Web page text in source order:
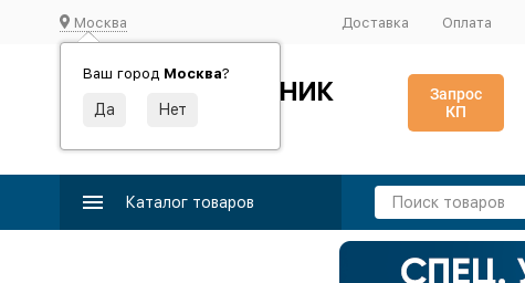
Москва
Ваш город Москва?
Доставка Оплата
ИДЕАЛЬНЫЙ ТУРНИК
Производство и поставка спортивного оборудования
Запрос
КП
Каталог товаров